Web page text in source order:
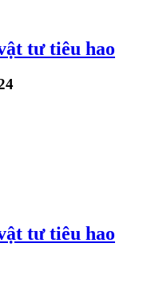
tư tiêu hao
tư tiêu hao